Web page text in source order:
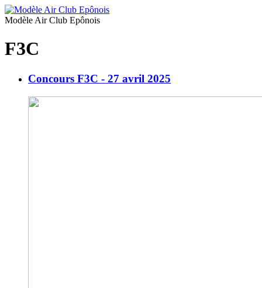
Modèle Air Club Epônois
F3C
Concours F3C - 27 avril 2025